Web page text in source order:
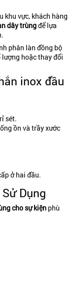
khu vực, khách hàng
dây trùngđể lựa
phân làn đồng bộ
hoặc thay đổi
inox đầu
sét.
ồn và trầy xước
ở hai đầu.
Dụng
cho sự kiện phù